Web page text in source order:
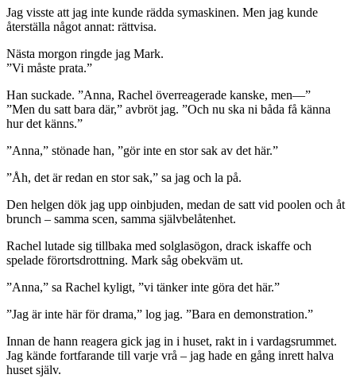
Jag visste att jag inte kunde rädda symaskinen. Men jag kunde
återställa något annat: rättvisa.
Nästa morgon ringde jag Mark.
”Vi måste prata.”
Han suckade. ”Anna, Rachel överreagerade kanske, men—”
”Men du satt bara där,” avbröt jag. ”Och nu ska ni båda få känna
hur det känns.”
”Anna,” stönade han, ”gör inte en stor sak av det här.”
”Åh, det är redan en stor sak,” sa jag och la på.
Den helgen dök jag upp oinbjuden, medan de satt vid poolen och åt
brunch – samma scen, samma självbelåtenhet.
Rachel lutade sig tillbaka med solglasögon, drack iskaffe och
spelade förortsdrottning. Mark såg obekväm ut.
”Anna,” sa Rachel kyligt, ”vi tänker inte göra det här.”
”Jag är inte här för drama,” log jag. ”Bara en demonstration.”
Innan de hann reagera gick jag in i huset, rakt in i vardagsrummet.
Jag kände fortfarande till varje vrå – jag hade en gång inrett halva
huset själv.